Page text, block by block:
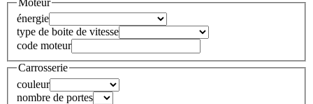
énergie
type de boite de vitesse
code moteur
Carrosserie
couleur
nombre de portes